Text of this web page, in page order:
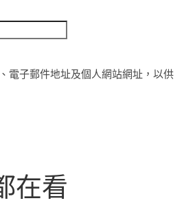
電子郵件地址及個人網站網址，以供
在看